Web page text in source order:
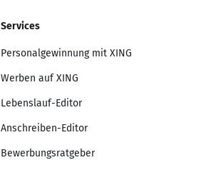
Services
Personalgewinnung mit XING
Werben auf XING
Lebenslauf-Editor
Anschreiben-Editor
Bewerbungsratgeber